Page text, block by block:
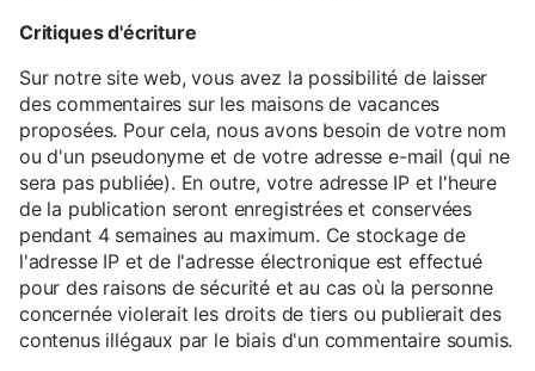
Critiques d'écriture
Sur notre site web, vous avez la possibilité de laisser
des commentaires sur les maisons de vacances
proposées. Pour cela, nous avons besoin de votre nom
ou d'un pseudonyme et de votre adresse e-mail (qui ne
sera pas publiée). En outre, votre adresse IP et l'heure
de la publication seront enregistrées et conservées
pendant 4 semaines au maximum. Ce stockage de
l'adresse IP et de l'adresse électronique est effectué
pour des raisons de sécurité et au cas où la personne
concernée violerait les droits de tiers ou publierait des
contenus illégaux par le biais d'un commentaire soumis.